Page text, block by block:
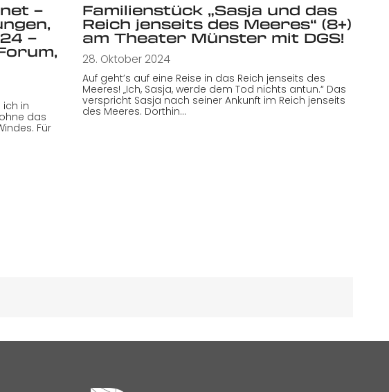
–
–
ich in
das
Für
Familienstück „Sasja und das
Reich jenseits des Meeres“ (8+)
am Theater Münster mit DGS!
28. Oktober 2024
Auf geht’s auf eine Reise in das Reich jenseits des
Meeres! „Ich, Sasja, werde dem Tod nichts antun.“ Das
verspricht Sasja nach seiner Ankunft im Reich jenseits
des Meeres. Dorthin…